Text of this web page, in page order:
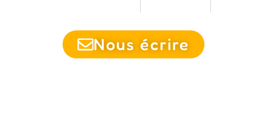
Nous écrire